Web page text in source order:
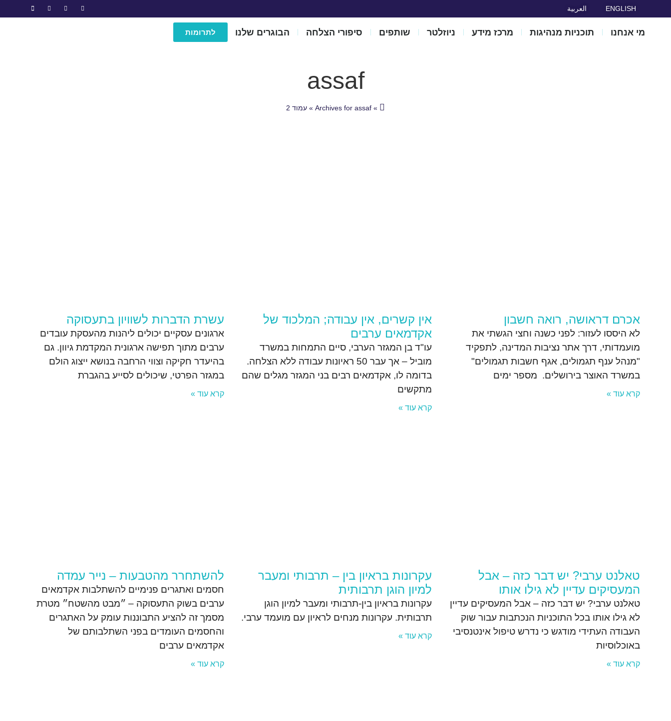
ENGLISH العربية
מי אנחנו תוכניות מנהיגות מרכז מידע ניוזלטר שותפים סיפורי הצלחה הבוגרים שלנו לתרומות
assaf
»
Archives for assaf
» עמוד 2
אכרם דראושה, רואה חשבון
לא היססו לעזור: לפני כשנה וחצי הגשתי את
מועמדותי, דרך אתר נציבות המדינה, לתפקיד
"מנהל ענף תגמולים, אגף חשבות תגמולים"
במשרד האוצר בירושלים. מספר ימים
קרא עוד »
אין קשרים, אין עבודה; המלכוד של
אקדמאים ערבים
עו"ד בן המגזר הערבי, סיים התמחות במשרד
מוביל – אך עבר 50 ראיונות עבודה ללא הצלחה.
בדומה לו, אקדמאים רבים בני המגזר מגלים שהם
מתקשים
קרא עוד »
עשרת הדברות לשוויון בתעסוקה
ארגונים עסקיים יכולים ליהנות מהעסקת עובדים
ערבים מתוך תפישה ארגונית המקדמת גיוון. גם
בהיעדר חקיקה וצווי הרחבה בנושא ייצוג הולם
במגזר הפרטי, שיכולים לסייע בהגברת
קרא עוד »
טאלנט ערבי? יש דבר כזה – אבל
המעסיקים עדיין לא גילו אותו
טאלנט ערבי? יש דבר כזה – אבל המעסיקים עדיין
לא גילו אותו בכל התוכניות הנכתבות עבור שוק
העבודה העתידי מודגש כי נדרש טיפול אינטנסיבי
באוכלוסיות
קרא עוד »
עקרונות בראיון בין – תרבותי ומעבר
למיון הוגן תרבותית
עקרונות בראיון בין-תרבותי ומעבר למיון הוגן
תרבותית. עקרונות מנחים לראיון עם מועמד ערבי.
קרא עוד »
להשתחרר מהטבעות – נייר עמדה
חסמים ואתגרים פנימיים להשתלבות אקדמאים
ערבים בשוק התעסוקה – ״מבט מהשטח״ מטרת
מסמך זה להציע התבוננות עומק על האתגרים
והחסמים העומדים בפני השתלבותם של
אקדמאים ערבים
קרא עוד »